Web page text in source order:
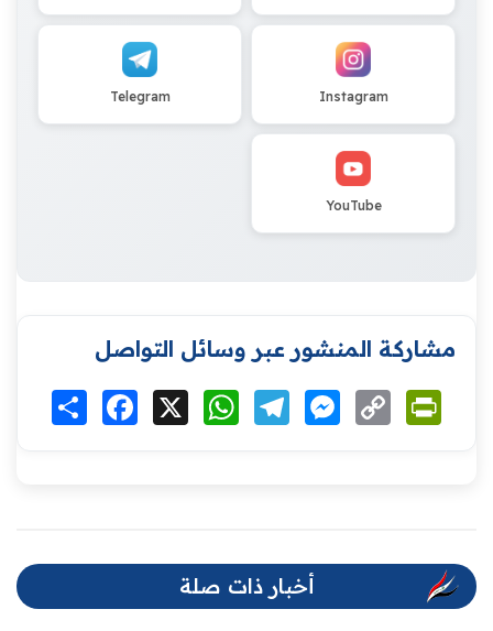
Instagram
Telegram
YouTube
مشاركة المنشور عبر وسائل التواصل
انشر Facebook WhatsAppTelegramMessenger
Copy
Link
أخبار ذات صلة